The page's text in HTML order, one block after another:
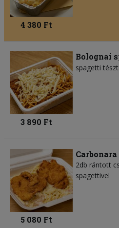
4 380 Ft
Bolognai
spagetti
3 890 Ft
2db rántott
spagettivel
5 080 Ft